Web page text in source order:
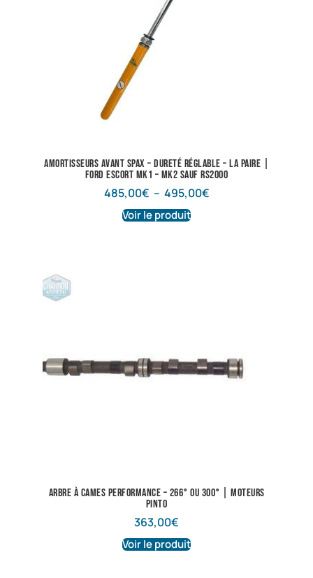
Amortisseurs avant SPAX – dureté réglable – La paire |
Ford Escort Mk1 – Mk2 sauf RS2000
485,00€ – 495,00€
Voir le produit
Arbre à cames performance – 266° ou 300° | Moteurs
Pinto
363,00€
Voir le produit